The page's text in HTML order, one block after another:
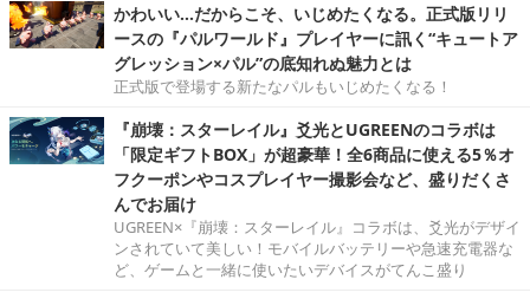
かわいい…だからこそ、いじめたくなる。正式版リリ
ースの『パルワールド』プレイヤーに訊く“キュートア
グレッション×パル”の底知れぬ魅力とは
正式版で登場する新たなパルもいじめたくなる！
『崩壊：スターレイル』爻光とUGREENのコラボは
「限定ギフトBOX」が超豪華！全6商品に使える5％オ
フクーポンやコスプレイヤー撮影会など、盛りだくさ
んでお届け
UGREEN×『崩壊：スターレイル』コラボは、爻光がデザイ
ンされていて美しい！モバイルバッテリーや急速充電器な
ど、ゲームと一緒に使いたいデバイスがてんこ盛り